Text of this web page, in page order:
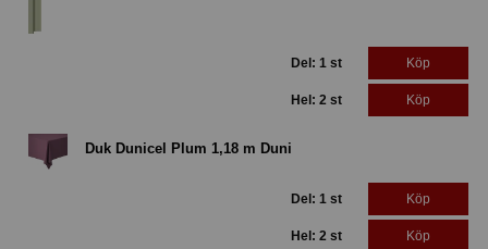
Del: 1 st Köp
Hel: 2 st Köp
Duk Dunicel Plum 1,18 m Duni
Del: 1 st Köp
Hel: 2 st Köp